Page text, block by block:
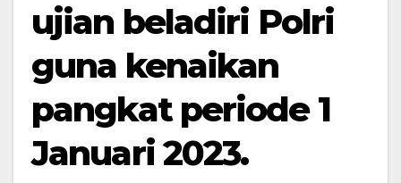
ujian beladiri Polri
guna kenaikan
pangkat periode 1
Januari 2023.